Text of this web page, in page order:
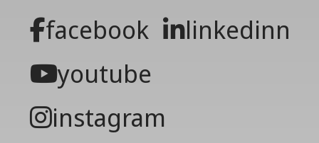
facebook
linkedinn
youtube
instagram